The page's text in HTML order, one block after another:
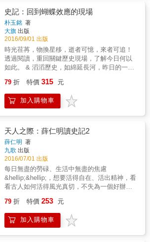
史記：回到蝴蝶效應的現場
朴玉銘 著
大旗 出版
2016/09/01 出版
時光荏苒，物換星移，逝者可憶，來者可追！
透過閱讀，重回關鍵歷史現場，了解今日何以
如此。 & 滔滔歷史，如綿延長河，昨日的一動
隻揮動翅膀的蝴蝶，最終帶來了龍捲風一樣。
鑑古知今，以史為鑑，才能開創新的未來！ &
一天讀完中國史，一手掌握歷史上的大小事！
79 折 特價 315 元
加入購物車
天人之際：薛仁明讀史記2
薛仁明 著
九歌 出版
2016/07/01 出版
每日無盡的勞碌、生活中無盡的焦慮
&hellip;&hellip;，想要活得自在、活出精神，看
看古人如何活得風光真切，不失為一個好辦
卻得以保全所有人的性命。薛仁明說，不要活
得團團轉，該是看清自己的有限性，學劉邦耍
耍無賴、過「拋法人生」的時候了。 項羽少年
79 折 特價 253 元
加入購物車